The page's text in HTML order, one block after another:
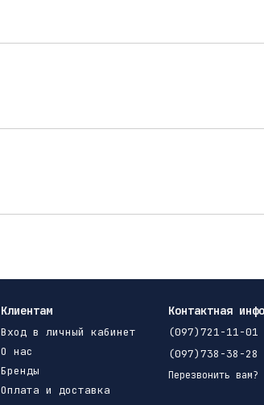
Клиентам
Вход в личный кабинет
О нас
Бренды
Оплата и доставка
Контактная
(097)721-11-01
(097)738-38-28
Перезвонить вам?